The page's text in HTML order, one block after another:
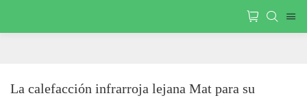
La calefacción infrarroja lejana Mat para su